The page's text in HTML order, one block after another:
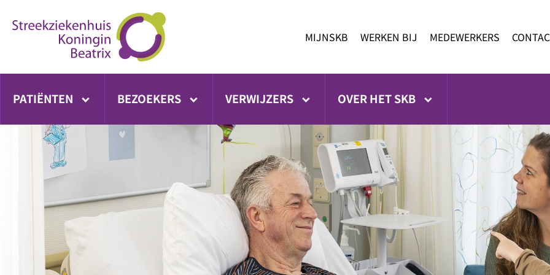
direct
MIJNSKB WERKEN BIJ MEDEWERKERS
PATIËNTEN BEZOEKERS VERWIJZERS OVER HET SKB